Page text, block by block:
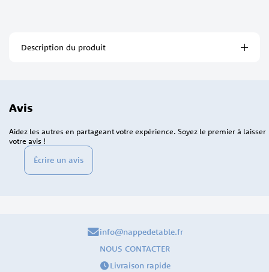
Description du produit
Avis
Écrire un avis
Aidez les autres en partageant votre expérience. Soyez le premier à laisser
votre avis !
info@nappedetable.fr
NOUS CONTACTER
Livraison rapide